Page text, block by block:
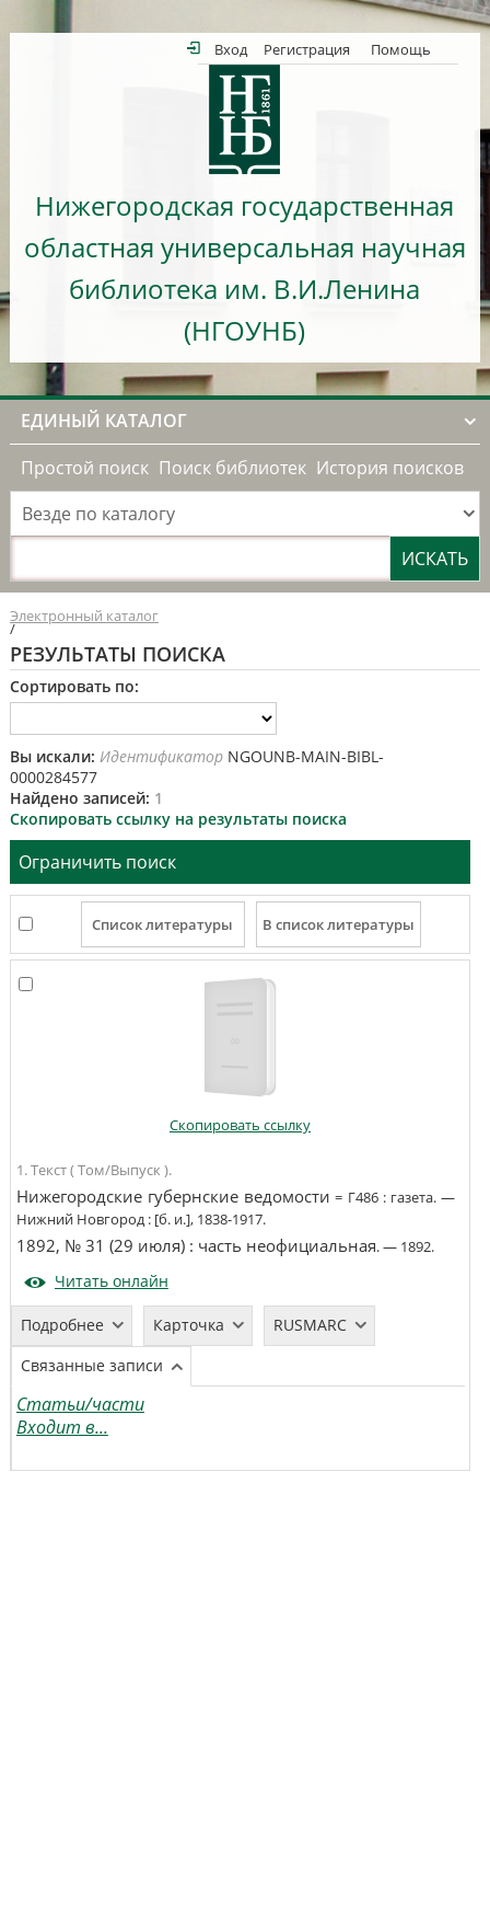
Вход Регистрация Помощь
Нижегородская государственная
областная универсальная научная
библиотека им. В.И.Ленина
(НГОУНБ)
ЕДИНЫЙ КАТАЛОГ
Простой поиск Поиск библиотек История поисков
Везде по каталогу
Электронный каталог
/
РЕЗУЛЬТАТЫ ПОИСКА
Сортировать по:
Вы искали: ИдентификаторNGOUNB-MAIN-BIBL-
0000284577
Найдено записей: 1
Скопировать ссылку на результаты поиска
Ограничить поиск
Скопировать ссылку
1. Текст ( Том/Выпуск ).
Нижегородские губернские ведомости = Г486 : газета. —
Нижний Новгород:[б. и.],1838-1917.
1892, № 31 (29 июля) : часть неофициальная. —1892.
Читать онлайн
Подробнее Карточка
RUSMARC
Связанные записи
Статьи/части
Входит в...